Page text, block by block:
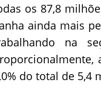
os 87,8
ainda mais
na
do total de 5,4